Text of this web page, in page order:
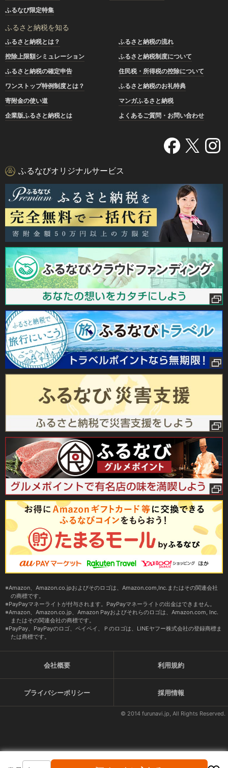
ふるなび限定特集
ふるさと納税を知る
ふるさと納税とは？
ふるさと納税の流れ
控除上限額シミュレーション
ふるさと納税制度について
ふるさと納税の確定申告
住民税・所得税の控除について
ワンストップ特例制度とは？
ふるさと納税のお礼特典
寄附金の使い道
マンガふるさと納税
企業版ふるさと納税とは
よくあるご質問・お問い合わせ
ふるなびオリジナルサービス
Amazon、Amazon.co.jpおよびそのロゴは、Amazon.com,Inc.またはその関連会社
の商標です。
PayPayマネーライトが付与されます。PayPayマネーライトの出金はできません。
Amazon、Amazon.co.jp、Amazon Payおよびそれらのロゴは、Amazon.com, Inc.
またはその関連会社の商標です。
PayPay、PayPayのロゴ、ペイペイ、Ｐのロゴは、LINEヤフー株式会社の登録商標ま
たは商標です。
会社概要 利用規約
プライバシーポリシー 採用情報
© 2014 furunavi.jp, All Rights Reserved.